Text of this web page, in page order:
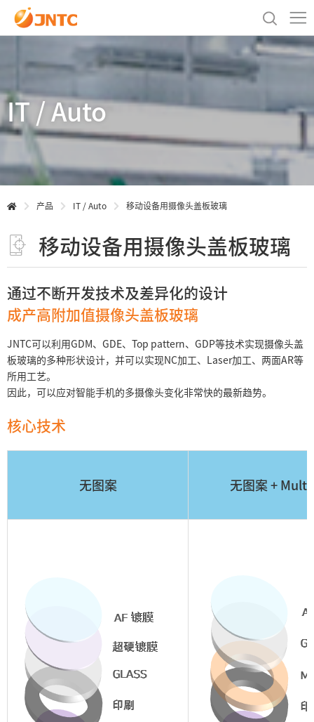
IT / Auto
产品 IT / Auto 移动设备用摄像头盖板玻璃
移动设备用摄像头盖板玻璃
通过不断开发技术及差异化的设计
成产高附加值摄像头盖板玻璃
JNTC可以利用GDM、GDE、Top pattern、GDP等技术实现摄像头盖
板玻璃的多种形状设计，并可以实现NC加工、Laser加工、两面AR等
所用工艺。
因此，可以应对智能手机的多摄像头变化非常快的最新趋势。
核心技术
无图案 无图案 + Multi